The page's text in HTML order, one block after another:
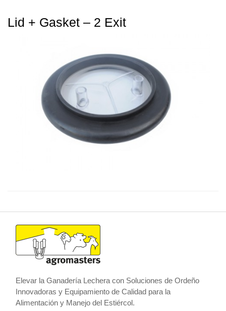
Lid + Gasket – 2 Exit
Elevar la Ganadería Lechera con Soluciones de Ordeño
Innovadoras y Equipamiento de Calidad para la
Alimentación y Manejo del Estiércol.